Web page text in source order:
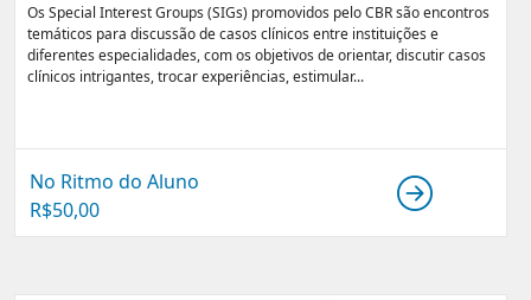
Os Special Interest Groups (SIGs) promovidos pelo CBR são encontros
temáticos para discussão de casos clínicos entre instituições e
diferentes especialidades, com os objetivos de orientar, discutir casos
clínicos intrigantes, trocar experiências, estimular...
No Ritmo do Aluno
R$50,00